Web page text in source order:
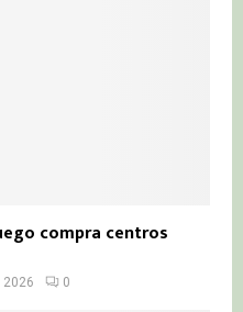
compra centros
2026 0